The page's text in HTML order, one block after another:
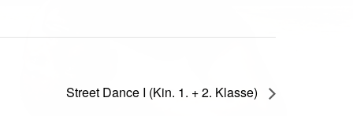
Street Dance I (Kin. 1. + 2. Klasse)